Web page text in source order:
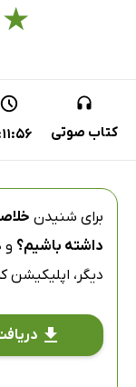
★
کتاب صوتی
برای شنیدن
داشته باشیم؟ و
دیگر، اپلیکیشن